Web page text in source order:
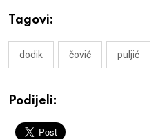
Tagovi:
dodik čović puljić
Podijeli: